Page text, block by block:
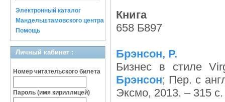
Электронный каталог
Мандельштамовского центра
Помощь
Личный кабинет :
Номер читательского билета
Пароль (имя кириллицей)
Книга
658 Б897
Брэнсон, Р.
Бизнес в стиле
Брэнсон; Пер. с
Эксмо, 2013. – 315